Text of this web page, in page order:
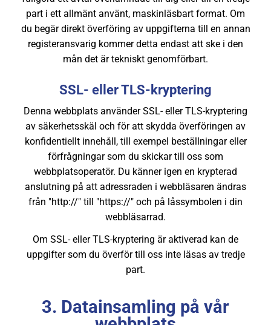
part i ett allmänt använt, maskinläsbart format. Om
du begär direkt överföring av uppgifterna till en annan
registeransvarig kommer detta endast att ske i den
mån det är tekniskt genomförbart.
SSL- eller TLS-kryptering
Denna webbplats använder SSL- eller TLS-kryptering
av säkerhetsskäl och för att skydda överföringen av
konfidentiellt innehåll, till exempel beställningar eller
förfrågningar som du skickar till oss som
webbplatsoperatör. Du känner igen en krypterad
anslutning på att adressraden i webbläsaren ändras
från "http://" till "https://" och på låssymbolen i din
webbläsarrad.
Om SSL- eller TLS-kryptering är aktiverad kan de
uppgifter som du överför till oss inte läsas av tredje
part.
3. Datainsamling på vår